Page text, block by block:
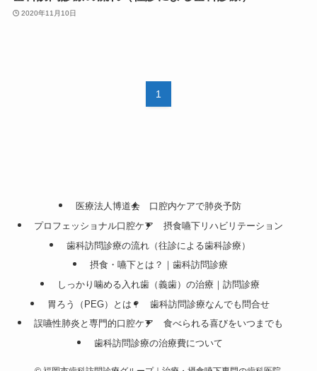
2020年11月10日
1
医療法人博道会
口腔内ケアで肺炎予防
プロフェッショナル口腔ケア
摂食嚥下リハビリテーション
歯科訪問診療の流れ（往診による歯科診療）
摂食・嚥下とは？｜歯科訪問診療
しっかり噛める入れ歯（義歯）の治療｜訪問診療
胃ろう（PEG）とは？
歯科訪問診療なんでも問合せ
誤嚥性肺炎と専門的口腔ケア
食べられる喜びをいつまでも
歯科訪問診療の治療費について